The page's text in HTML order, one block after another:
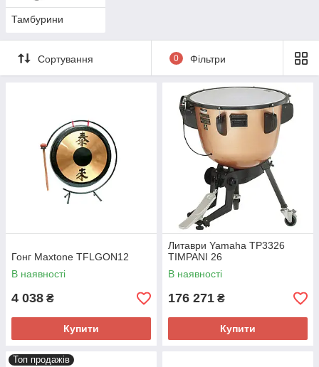
який бюджет можна вибрати гідного якості музичні перкусійні
інструменти за відмінною ціною!
Тамбурини
Сортування 0 Фільтри
Гонг Maxtone TFLGON12
В наявності
4 038 ₴
Купити
Литаври Yamaha TP3326
TIMPANI 26
В наявності
176 271 ₴
Купити
Топ продажів